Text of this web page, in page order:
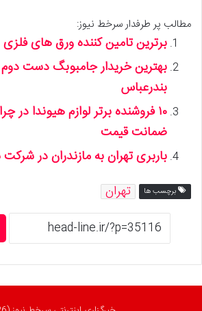
مطالب پر طرفدار سرخط نیوز:
برترین تامین کننده ورق های
بهترین خریدار جامبوبگ دست دوم
بندرعباس
۱۰ فروشنده برتر لوازم هیوندا در
ضمانت قیمت
باربری تهران به مازندران در
برچسب ها تهران